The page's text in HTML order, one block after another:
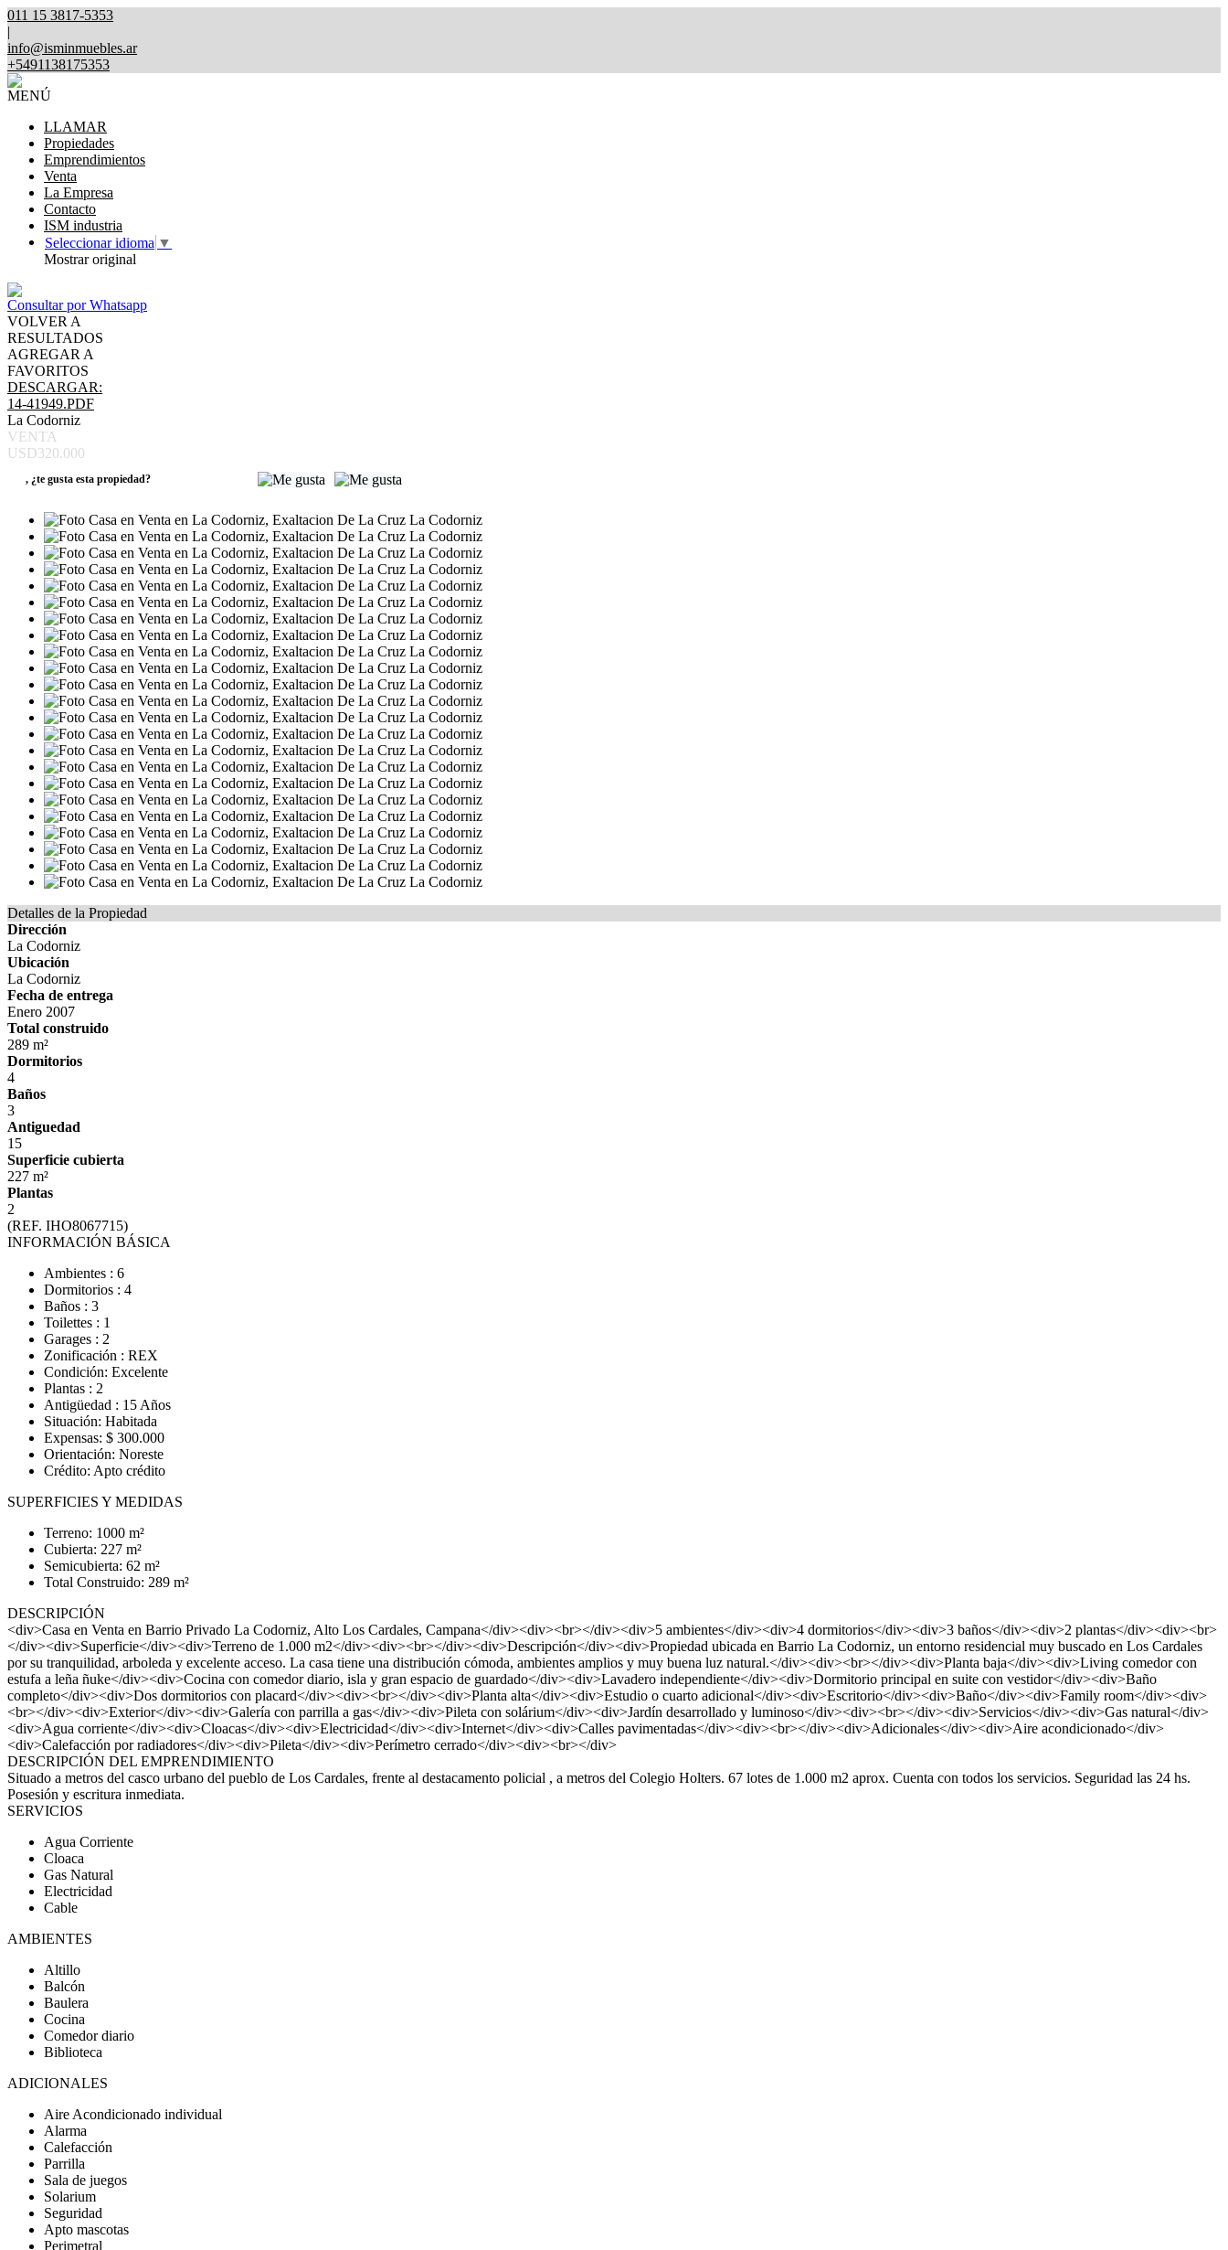
011 15 3817-5353
|
info@isminmuebles.ar
+5491138175353
MENÚ
LLAMAR
Propiedades
Emprendimientos
Venta
La Empresa
Contacto
ISM industria
Seleccionar idioma ▼
Mostrar original
Consultar por Whatsapp
VOLVER A
RESULTADOS
AGREGAR A
FAVORITOS
DESCARGAR:
14-41949.PDF
La Codorniz
VENTA
USD320.000
, ¿te gusta esta propiedad?
Detalles de la Propiedad
Dirección
La Codorniz
Ubicación
La Codorniz
Fecha de entrega
Enero 2007
Total construido
289 m²
Dormitorios
4
Baños
3
Antiguedad
15
Superficie cubierta
227 m²
Plantas
2
(REF. IHO8067715)
INFORMACIÓN BÁSICA
Ambientes : 6
Dormitorios : 4
Baños : 3
Toilettes : 1
Garages : 2
Zonificación : REX
Condición: Excelente
Plantas : 2
Antigüedad : 15 Años
Situación: Habitada
Expensas: $ 300.000
Orientación: Noreste
Crédito: Apto crédito
SUPERFICIES Y MEDIDAS
Terreno: 1000 m²
Cubierta: 227 m²
Semicubierta: 62 m²
Total Construido: 289 m²
DESCRIPCIÓN
<div>Casa en Venta en Barrio Privado La Codorniz, Alto Los Cardales, Campana</div><div><br></div><div>5 ambientes</div><div>4 dormitorios</div><div>3 baños</div><div>2 plantas</div><div><br>
</div><div>Superficie</div><div>Terreno de 1.000 m2</div><div><br></div><div>Descripción</div><div>Propiedad ubicada en Barrio La Codorniz, un entorno residencial muy buscado en Los Cardales
por su tranquilidad, arboleda y excelente acceso. La casa tiene una distribución cómoda, ambientes amplios y muy buena luz natural.</div><div><br></div><div>Planta baja</div><div>Living comedor con
estufa a leña ñuke</div><div>Cocina con comedor diario, isla y gran espacio de guardado</div><div>Lavadero independiente</div><div>Dormitorio principal en suite con vestidor</div><div>Baño
completo</div><div>Dos dormitorios con placard</div><div><br></div><div>Planta alta</div><div>Estudio o cuarto adicional</div><div>Escritorio</div><div>Baño</div><div>Family room</div><div>
<br></div><div>Exterior</div><div>Galería con parrilla a gas</div><div>Pileta con solárium</div><div>Jardín desarrollado y luminoso</div><div><br></div><div>Servicios</div><div>Gas natural</div>
<div>Agua corriente</div><div>Cloacas</div><div>Electricidad</div><div>Internet</div><div>Calles pavimentadas</div><div><br></div><div>Adicionales</div><div>Aire acondicionado</div>
<div>Calefacción por radiadores</div><div>Pileta</div><div>Perímetro cerrado</div><div><br></div>
DESCRIPCIÓN DEL EMPRENDIMIENTO
Situado a metros del casco urbano del pueblo de Los Cardales, frente al destacamento policial , a metros del Colegio Holters. 67 lotes de 1.000 m2 aprox. Cuenta con todos los servicios. Seguridad las 24 hs.
Posesión y escritura inmediata.
SERVICIOS
Agua Corriente
Cloaca
Gas Natural
Electricidad
Cable
AMBIENTES
Altillo
Balcón
Baulera
Cocina
Comedor diario
Biblioteca
ADICIONALES
Aire Acondicionado individual
Alarma
Calefacción
Parrilla
Sala de juegos
Solarium
Seguridad
Apto mascotas
Perimetral